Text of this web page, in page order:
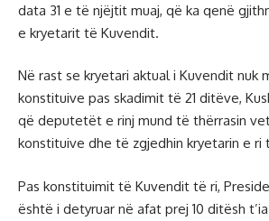
data 31 e të njëjtit muaj, që ka qenë
e kryetarit të Kuvendit.
Në rast se kryetari aktual i Kuvendit nuk
konstituive pas skadimit të 21 ditëve,
që deputetët e rinj mund të thërrasin
konstituive dhe të zgjedhin kryetarin e ri
Pas konstituimit të Kuvendit të ri,
është i detyruar në afat prej 10 ditësh